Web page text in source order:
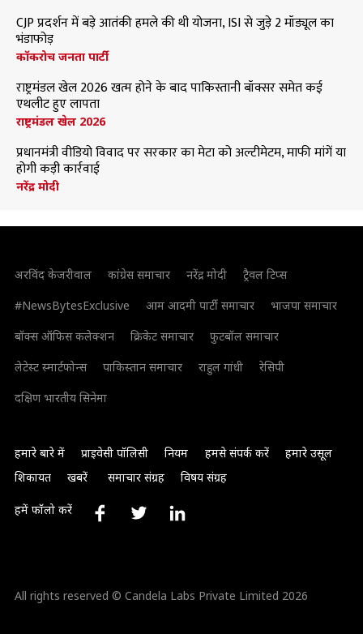
CJP प्रदर्शन में बड़े आतंकी हमले की थी योजना, ISI से जुड़े 2 मॉड्यूल का
भंडाफोड़
कॉकरोच जनता पार्टी
राष्ट्रमंडल खेल 2026 खत्म होने के बाद पाकिस्तानी बॉक्सर समेत कई
एथलीट हुए लापता
राष्ट्रमंडल खेल 2026
प्रधानमंत्री वीडियो विवाद पर सरकार का मेटा को अल्टीमेटम, माफी मांगें या
होगी कड़ी कार्रवाई
नरेंद्र मोदी
अरविंद केजरीवाल कांग्रेस समाचार नरेंद्र मोदी
ट्रैवल टिप्स
#NewsBytesExclusive
आम आदमी पार्टी समाचार
भाजपा समाचार
बॉक्स ऑफिस कलेक्शन
क्रिकेट समाचार
फुटबॉल समाचार
लेटेस्ट स्मार्टफोन्स
पाकिस्तान समाचार राहुल गांधी
रेसिपी
दक्षिण भारतीय सिनेमा
हमारे बारे में प्राइवेसी पॉलिसी नियम हमसे संपर्क करें
हमारे उसूल
शिकायत
खबरें समाचार संग्रह विषय संग्रह
हमें फॉलो करें
All rights reserved © Candela Labs Private Limited 2026